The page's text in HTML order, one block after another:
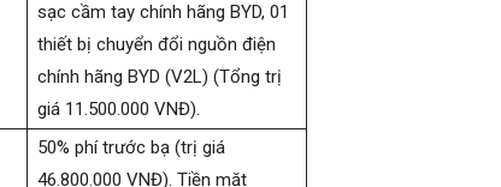
sạc cầm tay chính hãng BYD, 01
thiết bị chuyển đổi nguồn điện
chính hãng BYD (V2L) (Tổng trị
giá 11.500.000 VNĐ).
50% phí trước bạ (trị giá
46.800.000 VNĐ). Tiền mặt